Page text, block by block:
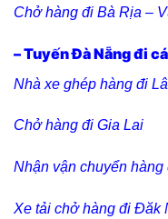
Chở hàng đi Bà Rịa –
– Tuyến Đà Nẵng đi
Nhà xe ghép hàng đi
Chở hàng đi Gia Lai
Nhận vận chuyển
Xe tải chở hàng đi Đăk